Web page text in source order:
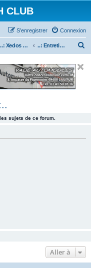
CLUB
Connexion
S’enregistrer
..: Xedos 6 & 9 :.. ..: Entretien / Révision (Xed) :..
e
sujets de ce forum.
Aller à